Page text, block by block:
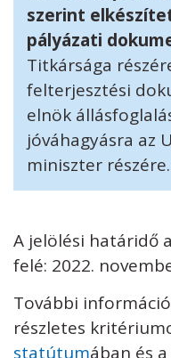
szerint
pályázati
Titkársága
felterjesztési
elnök
jóváhagyásra az
miniszter részére.
A jelölési határidő
felé: 2022.
További
részletes
statútumában és